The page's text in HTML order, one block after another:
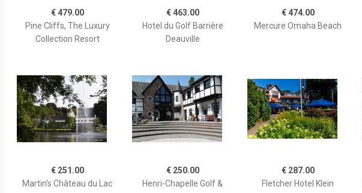
€ 479.00
Pine Cliffs, The Luxury
Collection Resort
€ 463.00
Hotel du Golf Barrière
Deauville
€ 474.00
Mercure Omaha Beach
€ 251.00
Martin's Château du Lac
€ 250.00
Henri-Chapelle Golf &
€ 287.00
Fletcher Hotel Klein